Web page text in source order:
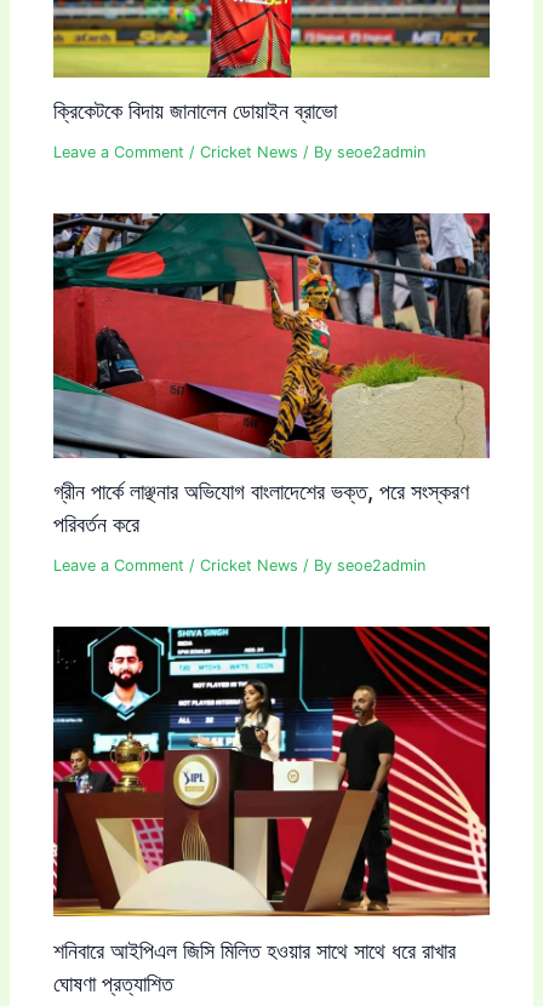
ক্রিকেটকে বিদায় জানালেন ডোয়াইন ব্রাভো
Leave a Comment /Cricket News / Byseoe2admin
গ্রীন পার্কে লাঞ্ছনার অভিযোগ বাংলাদেশের ভক্ত, পরে সংস্করণ
পরিবর্তন করে
Leave a Comment /Cricket News / Byseoe2admin
শনিবারে আইপিএল জিসি মিলিত হওয়ার সাথে সাথে ধরে রাখার
ঘোষণা প্রত্যাশিত